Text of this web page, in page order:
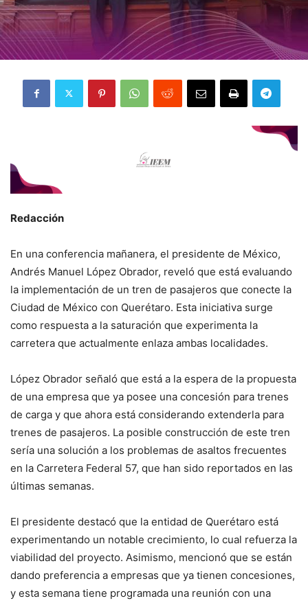
Redacción
En una conferencia mañanera, el presidente de México,
Andrés Manuel López Obrador, reveló que está evaluando
la implementación de un tren de pasajeros que conecte la
Ciudad de México con Querétaro. Esta iniciativa surge
como respuesta a la saturación que experimenta la
carretera que actualmente enlaza ambas localidades.
López Obrador señaló que está a la espera de la propuesta
de una empresa que ya posee una concesión para trenes
de carga y que ahora está considerando extenderla para
trenes de pasajeros. La posible construcción de este tren
sería una solución a los problemas de asaltos frecuentes
en la Carretera Federal 57, que han sido reportados en las
últimas semanas.
El presidente destacó que la entidad de Querétaro está
experimentando un notable crecimiento, lo cual refuerza la
viabilidad del proyecto. Asimismo, mencionó que se están
dando preferencia a empresas que ya tienen concesiones,
y esta semana tiene programada una reunión con una